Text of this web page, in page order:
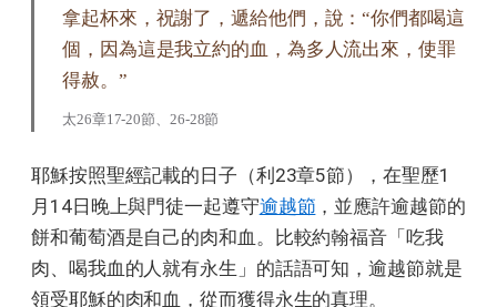
拿起杯來，祝謝了，遞給他們，說：“你們都喝這
個，因為這是我立約的血，為多人流出來，使罪
得赦。”
太26章17-20節、26-28節
耶穌按照聖經記載的日子（利23章5節），在聖歷1
月14日晚上與門徒一起遵守逾越節 ，並應許逾越節的
餅和葡萄酒是自己的肉和血。比較約翰福音「吃我
肉、喝我血的人就有永生」的話語可知，逾越節就是
領受耶穌的肉和血，從而獲得永生的真理。